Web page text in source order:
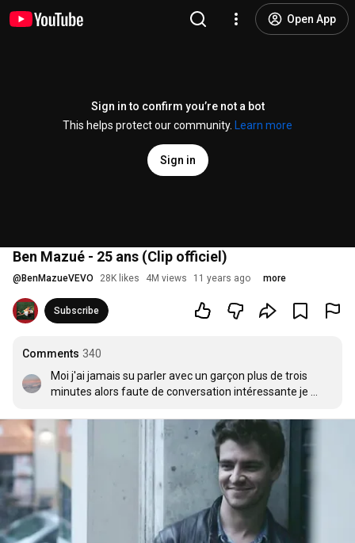
Open App
Sign in to confirm you’re not a bot
This helps protect our community.
Learn more
Sign in
Ben Mazué - 25 ans (Clip officiel)
@ BenMazueVEVO 28K likes 4M views 11 years ago more
Subscribe
Comments 340
Moi j'ai jamais su parler avec un garçon plus de trois
minutes alors faute de conversation intéressante je
J'aurais bien aimé être ce genre de personne qui arrive à
dire ce qu'elle ressent et à mener la danse rien qu'avec
des mots...